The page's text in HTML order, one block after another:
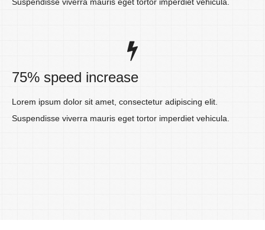
75% speed increase
Lorem ipsum dolor sit amet, consectetur adipiscing elit.
Suspendisse viverra mauris eget tortor imperdiet vehicula.